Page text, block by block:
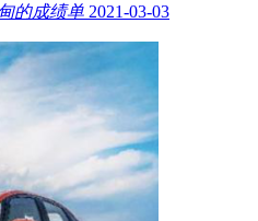
的成绩单 2021-03-03